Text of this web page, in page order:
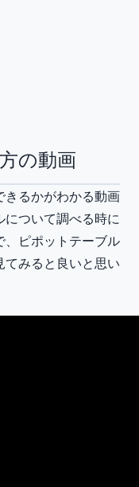
の動画
きるかがわかる動画
について調べる時に
、ピポットテーブル
てみると良いと思い